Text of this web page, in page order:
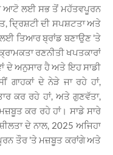
ਆਟੋ ਲਈ ਸਭ ਤੋਂ ਮਹੱਤਵਪੂਰਨ
ਦ੍ਰਿਸ਼ਟੀ ਦੀ ਸਪਸ਼ਟਤਾ ਅਤੇ
ਤਿਆਰ ਬ੍ਰਾਂਡ ਬਣਾਉਣ 'ਤੇ
ਰਣਨੀਤੀ ਖਪਤਕਾਰਾਂ
ਦੇ ਅਨੁਸਾਰ ਹੈ ਅਤੇ ਇਹ ਸਾਡੀ
ਗਾਹਕਾਂ ਦੇ ਨੇੜੇ ਜਾ ਰਹੇ ਹਾਂ,
ਕਰ ਰਹੇ ਹਾਂ, ਅਤੇ ਗੁਣਵੱਤਾ,
​​ਕਰ ਰਹੇ ਹਾਂ। ਸਾਡੇ ਸਾਰੇ
ਦੇ ਨਾਲ, 2025 ਅਜਿਹਾ
ਤੌਰ 'ਤੇ ਮਜ਼ਬੂਤ ​​ਕਰਾਂਗੇ ਅਤੇ